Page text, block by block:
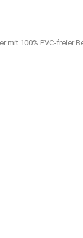
mit 100% PVC-freier